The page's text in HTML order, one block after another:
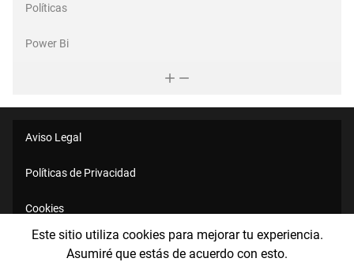
Este sitio utiliza cookies para mejorar tu experiencia.
Asumiré que estás de acuerdo con esto.
Políticas
Power Bi
Aviso Legal
Políticas de Privacidad
Cookies